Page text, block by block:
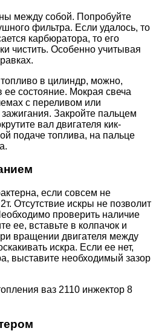
между собой. Попробуйте
фильтра. Если удалось, то
карбюратора, то его
чистить. Особенно учитывая
в цилиндр, можно,
ее состояние. Мокрая свеча
с переливом или
Закройте пальцем
вал двигателя кик-
подаче топлива, на пальце
если совсем не
Отсутствие искры не позволит
проверить наличие
ее, вставьте в колпачок и
вращении двигателя между
искра. Если ее нет,
выставите необходимый зазор
ваз 2110 инжектор 8